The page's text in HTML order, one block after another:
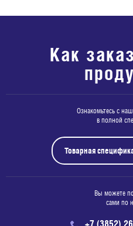
Как
Ознакомьтесь с
в полной
Товарная
Вы можете
сами по
+7 (3852)